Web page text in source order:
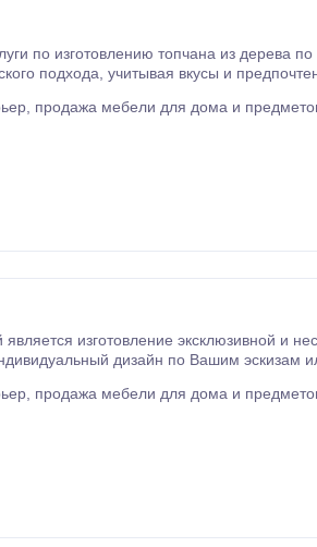
по изготовлению топчана из дерева
продажа мебели для дома и
изготовление эксклюзивной и
продажа мебели для дома и